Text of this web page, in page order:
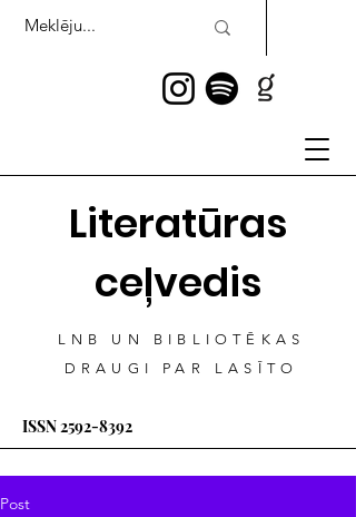
Literatūras
ceļvedis
LNB UN BIBLIOTĒKAS
DRAUGI PAR LASĪTO
ISSN2592-8392
Post